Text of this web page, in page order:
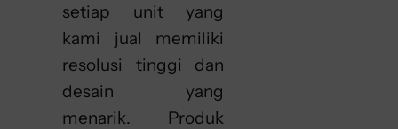
setiap unit yang
kami jual memiliki
resolusi tinggi dan
desain yang
menarik. Produk